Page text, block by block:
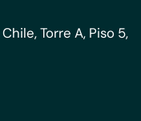
Torre A, Piso 5,